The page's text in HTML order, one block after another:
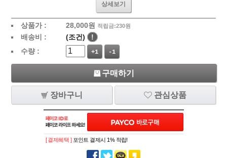
상세보기
상품가 : 28,000원 적립금:230원
배송비 : (조건)
!
수량 :
+1 -1
구매하기
장바구니 관심상품
[ 결제혜택 ] 포인트 결제시 1% 적립!